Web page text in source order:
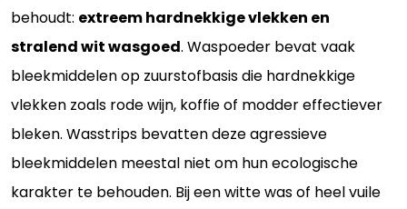
behoudt: extreem hardnekkige vlekken en
stralend wit wasgoed. Waspoeder bevat vaak
bleekmiddelen op zuurstofbasis die hardnekkige
vlekken zoals rode wijn, koffie of modder effectiever
bleken. Wasstrips bevatten deze agressieve
bleekmiddelen meestal niet om hun ecologische
karakter te behouden. Bij een witte was of heel vuile